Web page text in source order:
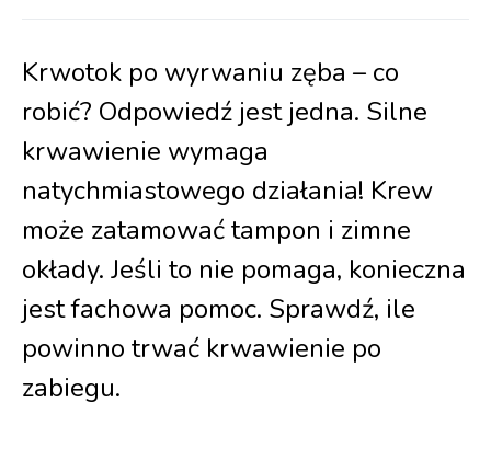
Krwotok po wyrwaniu zęba – co
robić? Odpowiedź jest jedna. Silne
krwawienie wymaga
natychmiastowego działania! Krew
może zatamować tampon i zimne
okłady. Jeśli to nie pomaga, konieczna
jest fachowa pomoc. Sprawdź, ile
powinno trwać krwawienie po
zabiegu.